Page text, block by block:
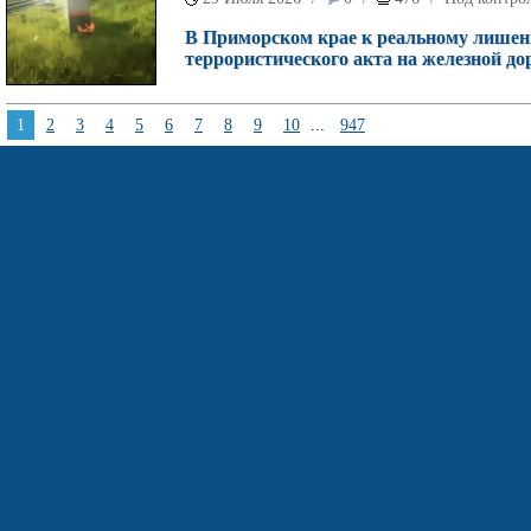
В Приморском крае к реальному
террористического акта на железной
1 2 3 4 5 6 7 8 9 10 ... 947